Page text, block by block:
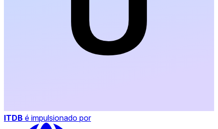
ITDB é impulsionado por